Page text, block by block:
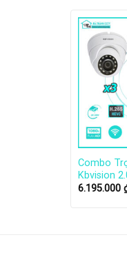
Combo
Kbvision
6.195.000